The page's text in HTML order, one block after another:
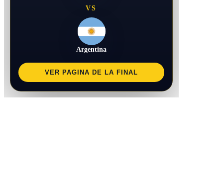
VS
Argentina
VER PAGINA DE LA FINAL